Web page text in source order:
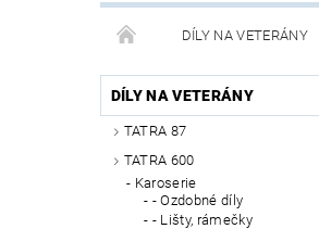
DÍLY NA VETERÁNY
DÍLY NA VETERÁNY
TATRA 87
TATRA 600
Karoserie
- Ozdobné díly
- Lišty, rámečky